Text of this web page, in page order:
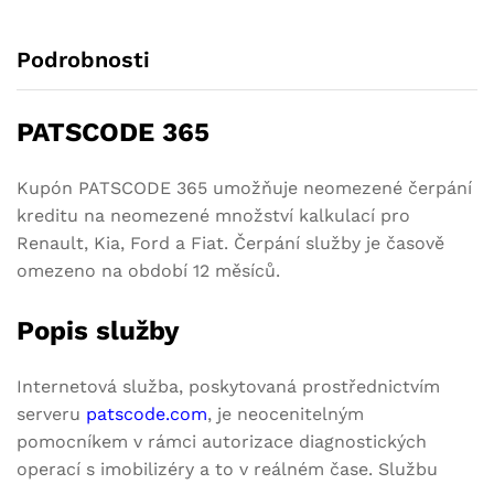
Podrobnosti
PATSCODE 365
Kupón PATSCODE 365 umožňuje neomezené čerpání
kreditu na neomezené množství kalkulací pro
Renault, Kia, Ford a Fiat. Čerpání služby je časově
omezeno na období 12 měsíců.
Popis služby
Internetová služba, poskytovaná prostřednictvím
serveru patscode.com, je neocenitelným
pomocníkem v rámci autorizace diagnostických
operací s imobilizéry a to v reálném čase. Službu